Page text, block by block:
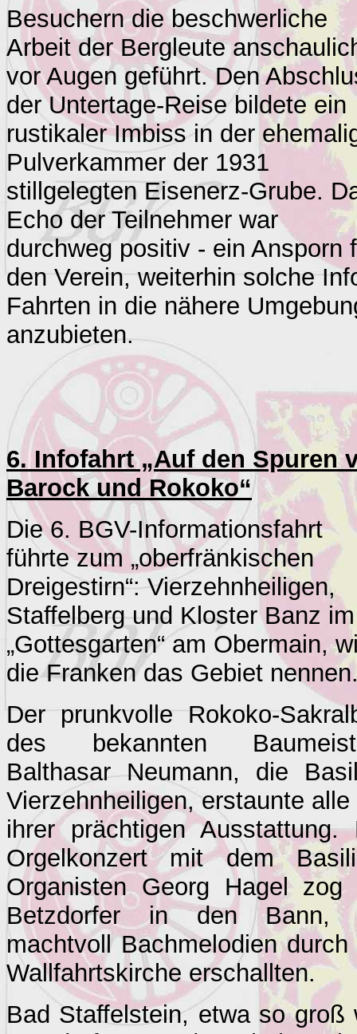
Besuchern die beschwerliche
Arbeit der Bergleute
vor Augen geführt. Den
der Untertage-Reise bildete ein
rustikaler Imbiss in der
Pulverkammer der 1931
stillgelegten Eisenerz-Grube.
Echo der Teilnehmer war
durchweg positiv - ein Ansporn
den Verein, weiterhin solche
Fahrten in die nähere
anzubieten.
6. Infofahrt „Auf den Spuren
Barock und Rokoko“
Die 6. BGV-Informationsfahrt
führte zum „oberfränkischen
Dreigestirn“: Vierzehnheiligen,
Staffelberg und Kloster Banz im
„Gottesgarten“ am Obermain,
dieFrankendas Gebiet
Der prunkvolle Rokoko-
des bekannten
Balthasar Neumann, die
Vierzehnheiligen, erstaunte alle
ihrer prächtigen Ausstattung.
Orgelkonzert mit dem
Organisten Georg Hagel zog
Betzdorfer in den Bann,
machtvoll Bachmelodien durch
Wallfahrtskirche erschallten.
Bad Staffelstein, etwa so groß